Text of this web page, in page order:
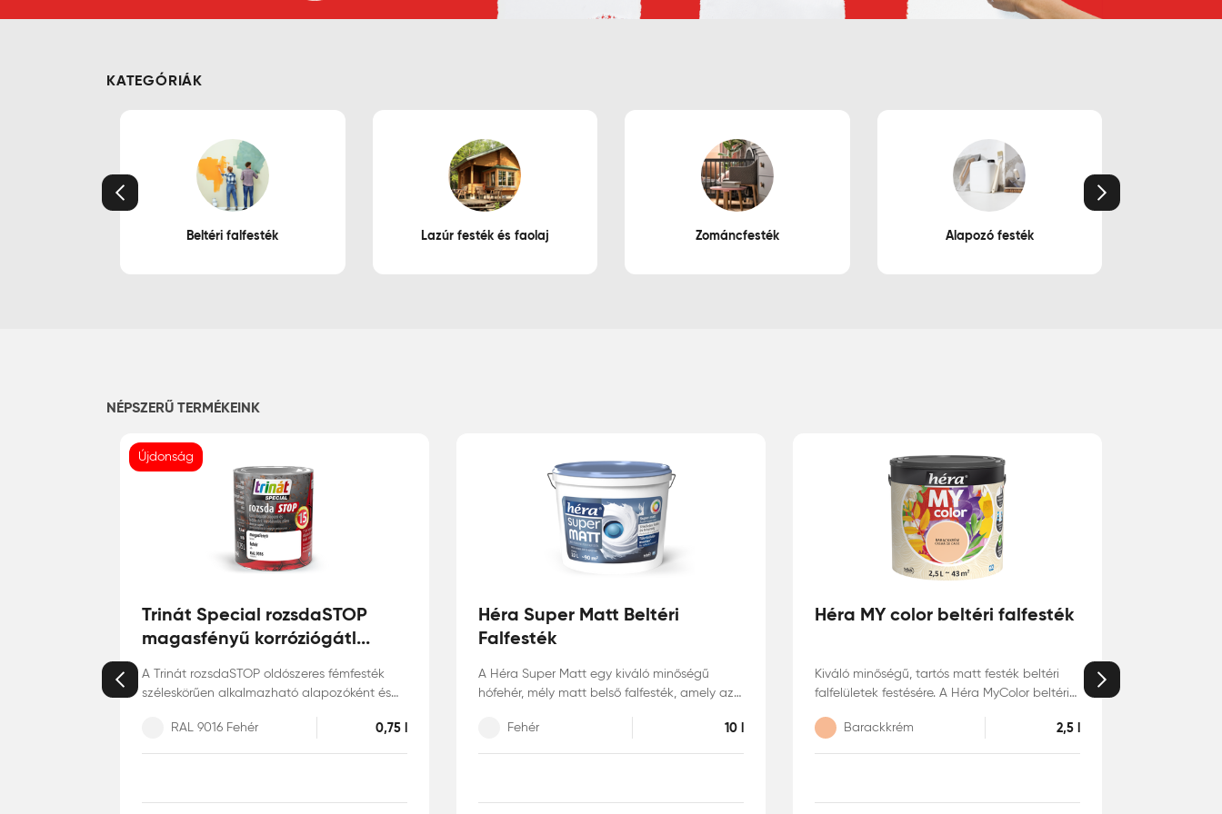
KATEGÓRIÁK
Beltéri falfesték Lazúr festék és faolaj Zománcfesték Alapozó festék
Előző Következő
NÉPSZERŰ TERMÉKEINK
Újdonság
Trinát Special rozsdaSTOP
magasfényű korróziógátl...
A Trinát rozsdaSTOP oldószeres fémfesték
széleskörűen alkalmazható alapozóként és
acél, alumínium, acél és réz felületekre, akár
közvetlenül a rozsdára is. Szélsőséges
kötőanyagú zománcfesték. Matt, selyem- és
RAL 9016 Fehér 0,75 l
Héra Super Matt Beltéri
Falfesték
A Héra Super Matt egy kiváló minőségű
hófehér, mély matt belső falfesték, amely az
fedőképességnek köszönhetően optikailag
elnyomja a tükröződést, és így elfedi az alap
páraáteresztő felületet hoz létre, amely
Fehér 10 l
Héra MY color beltéri falfesték
Kiváló minőségű, tartós matt festék beltéri
falfelületek festésére. A Héra MyColor beltéri
mosható, pára- és legáteresztő bevonatot
képez, színei pedig élénkek és tartósak.
alkalmazható.
Barackkrém 2,5 l
Előző Következő